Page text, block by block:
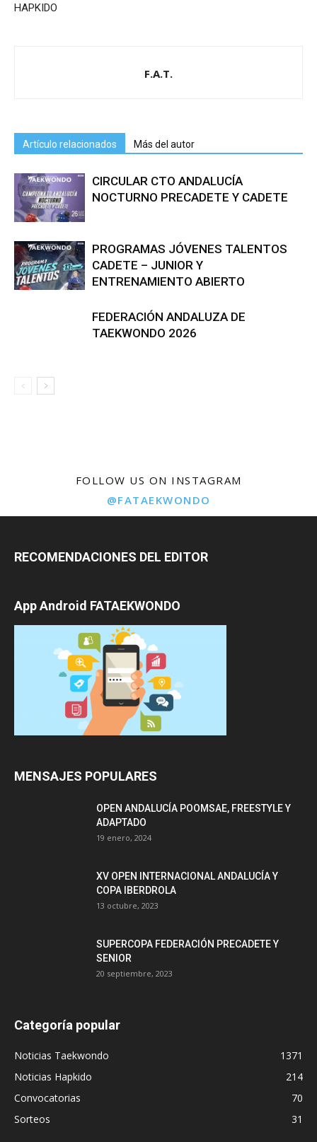
HAPKIDO
F.A.T.
Artículo relacionados Más del autor
CIRCULAR CTO ANDALUCÍA
NOCTURNO PRECADETE Y CADETE
PROGRAMAS JÓVENES TALENTOS
CADETE – JUNIOR Y
ENTRENAMIENTO ABIERTO
FEDERACIÓN ANDALUZA DE
TAEKWONDO 2026
FOLLOW US ON INSTAGRAM
@FATAEKWONDO
RECOMENDACIONES DEL EDITOR
App Android FATAEKWONDO
MENSAJES POPULARES
OPEN ANDALUCÍA POOMSAE, FREESTYLE Y
ADAPTADO
19 enero, 2024
XV OPEN INTERNACIONAL ANDALUCÍA Y
COPA IBERDROLA
13 octubre, 2023
SUPERCOPA FEDERACIÓN PRECADETE Y
SENIOR
20 septiembre, 2023
Categoría popular
Noticias Taekwondo
1371
Noticias Hapkido
214
Convocatorias
70
Sorteos
31